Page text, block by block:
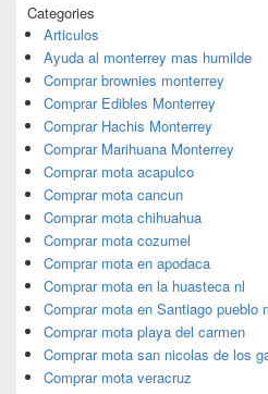
Categories
Articulos
Ayuda al monterrey mas humilde
Comprar brownies monterrey
Comprar Edibles Monterrey
Comprar Hachis Monterrey
Comprar Marihuana Monterrey
Comprar mota acapulco
Comprar mota cancun
Comprar mota chihuahua
Comprar mota cozumel
Comprar mota en apodaca
Comprar mota en la huasteca nl
Comprar mota en Santiago pueblo
Comprar mota playa del carmen
Comprar mota san nicolas de los
Comprar mota veracruz